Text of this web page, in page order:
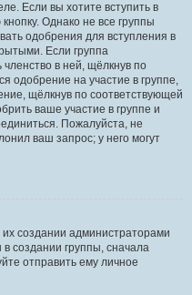
Если вы хотите вступить в
Однако не все группы
одобрения для вступления в
Если группа
в ней, щёлкнув по
одобрение на участие в группе,
щёлкнув по соответствующей
ваше участие в группе и
Пожалуйста, не
ваш запрос; у него могут
создании администраторами
создании группы, сначала
отправить ему личное